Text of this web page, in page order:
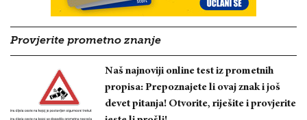
Provjerite prometno znanje
Naš najnoviji online test iz prometnih
propisa: Prepoznajete li ovaj znak i još
devet pitanja! Otvorite, riješite i provjerite